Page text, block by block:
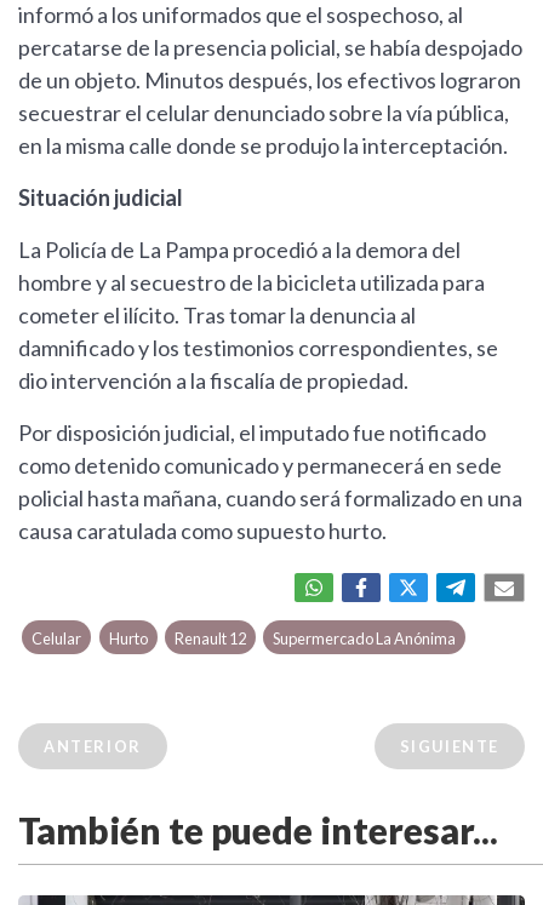
informó a los uniformados que el sospechoso, al
percatarse de la presencia policial, se había despojado
de un objeto. Minutos después, los efectivos lograron
secuestrar el celular denunciado sobre la vía pública,
en la misma calle donde se produjo la interceptación.
Situación judicial
La Policía de La Pampa procedió a la demora del
hombre y al secuestro de la bicicleta utilizada para
cometer el ilícito. Tras tomar la denuncia al
damnificado y los testimonios correspondientes, se
dio intervención a la fiscalía de propiedad.
Por disposición judicial, el imputado fue notificado
como detenido comunicado y permanecerá en sede
policial hasta mañana, cuando será formalizado en una
causa caratulada como supuesto hurto.
Celular Hurto Renault 12 Supermercado La Anónima
ANTERIOR SIGUIENTE
También te puede interesar...